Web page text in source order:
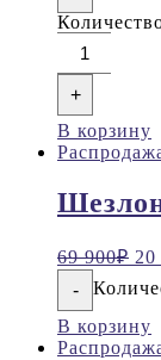
+
В корзину
69 900₽ 20
-
В корзину